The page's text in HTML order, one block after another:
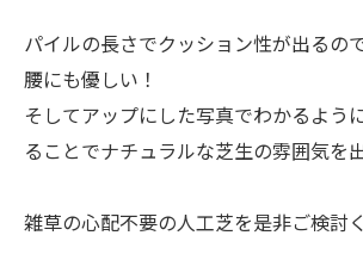
パイルの長さでクッション性が出るの
腰にも優しい！
そしてアップにした写真でわかるよう
ることでナチュラルな芝生の雰囲気を
雑草の心配不要の人工芝を是非ご検討